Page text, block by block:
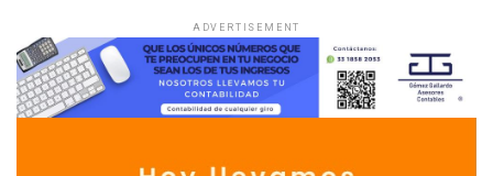
ADVERTISEMENT